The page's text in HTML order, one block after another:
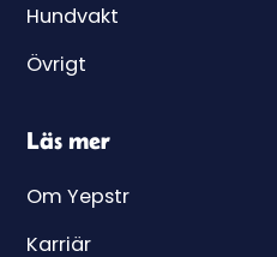
Hundvakt
Övrigt
Läs mer
Om Yepstr
Karriär